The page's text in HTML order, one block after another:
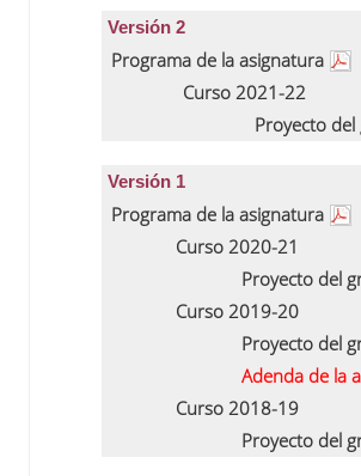
Versión 2
Programa de la asignatura
Curso 2021-22
Proyecto
Versión 1
Programa de la asignatura
Curso 2020-21
Proyecto del
Curso 2019-20
Proyecto del
Adenda de la
Curso 2018-19
Proyecto del